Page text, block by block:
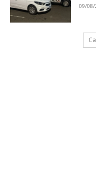
09/08/